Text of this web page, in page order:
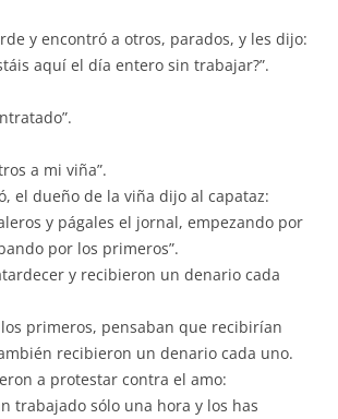
y encontró a otros, parados, y les dijo:
aquí el día entero sin trabajar?”.
a mi viña”.
el dueño de la viña dijo al capataz:
y págales el jornal, empezando por
por los primeros”.
y recibieron un denario cada
primeros, pensaban que recibirían
recibieron un denario cada uno.
a protestar contra el amo:
trabajado sólo una hora y los has